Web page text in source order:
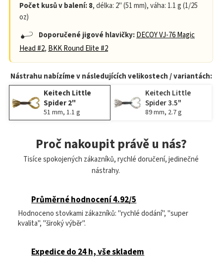
Počet kusů v balení: 8, délka: 2" (51 mm), váha: 1.1 g (1/25
oz)
Doporučené jigové hlavičky:DECOY VJ-76 Magic
Head #2, BKK Round Elite #2
Nástrahu nabízíme v následujících velikostech / variantách:
Keitech Little
Spider 2"
51 mm, 1.1 g
Keitech Little
Spider 3.5"
89 mm, 2.7 g
Proč nakoupit právě u nás?
Tisíce spokojených zákazníků, rychlé doručení, jedinečné
nástrahy.
Průměrné hodnocení 4.92/5
Hodnoceno stovkami zákazníků: "rychlé dodání", "super
kvalita", "široký výběr".
Expedice do 24 h, vše skladem